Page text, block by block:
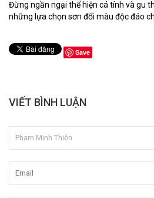
Đừng ngần ngại thể hiện cá tính và gu
những lựa chọn sơn đổi màu độc đáo
Save
VIẾT BÌNH LUẬN